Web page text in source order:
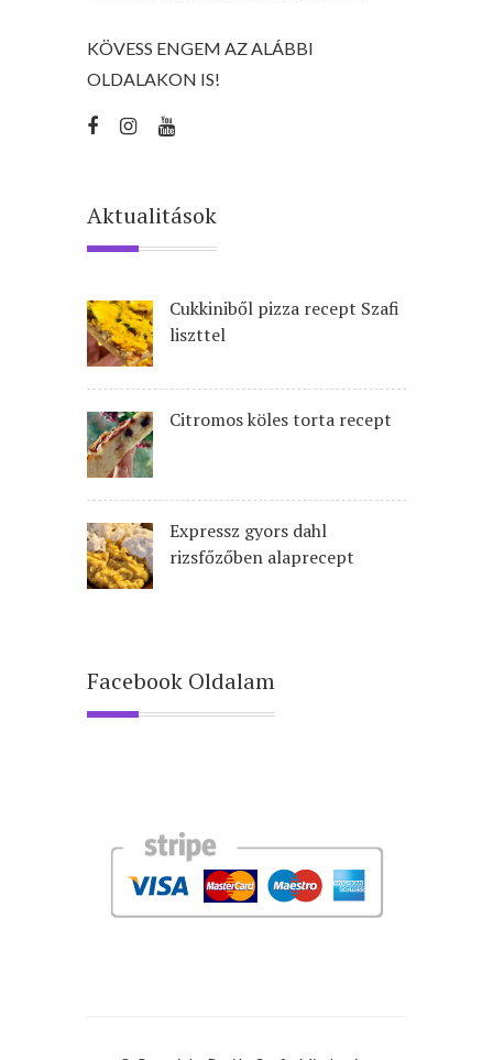
KÖVESS ENGEM AZ ALÁBBI
OLDALAKON IS!
Aktualitások
Cukkiniből pizza recept Szafi
liszttel
Citromos köles torta recept
Expressz gyors dahl
rizsfőzőben alaprecept
Facebook Oldalam